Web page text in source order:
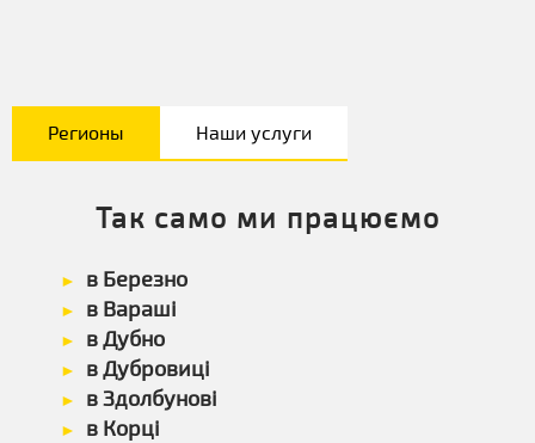
Регионы Наши услуги
Так само ми працюємо
в Березно
в Вараші
в Дубно
в Дубровиці
в Здолбунові
в Корці